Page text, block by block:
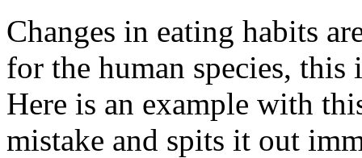
Changes in eating habits
for the human species,
Here is an example with
mistake and spits it out